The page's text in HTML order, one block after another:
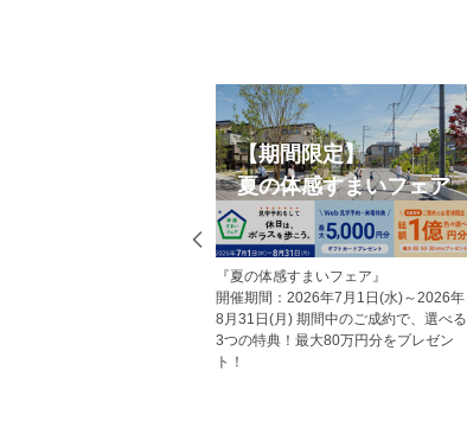
【期間限定】
夏の体感すまいフェア
『夏の体感すまいフェア』
開催期間：2026年7月1日(水)～2026年
8月31日(月) 期間中のご成約で、選べる
3つの特典！最大80万円分をプレゼン
ト！